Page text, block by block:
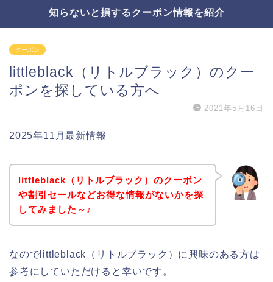
知らないと損するクーポン情報を紹介
クーポン
littleblack（リトルブラック）のクー
ポンを探している方へ
2021年5月16日
2025年11月最新情報
littleblack（リトルブラック）のクーポン
や割引セールなどお得な情報がないかを探
してみました～♪
なのでlittleblack（リトルブラック）に興味のある方は
参考にしていただけると幸いです。